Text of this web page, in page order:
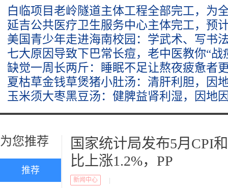
白临项目老岭隧道主体工程全部完工，为
延吉公共医疗卫生服务中心主体完工，预
美国青少年走进海南校园：学武术、写书
七大原因导致下巴常长痘，老中医教你“战
缺觉一周长两斤：睡眠不足让熬夜疲惫者
夏枯草金钱草煲猪小肚汤：清肝利胆，因
玉米须大枣黑豆汤：健脾益肾利湿，因地
为您推荐
推荐
国家统计局发布5月CPI
比上涨1.2%，PP
新闻中心